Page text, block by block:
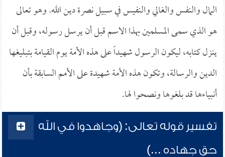
المال والنفس والغالي والنفيس في سبيل نصرة دين الله. وهو تعالى
هو الذي سمى المسلمين بهذا الاسم قبل أن يرسل رسوله، وقبل أن
ينزل كتابه، ليكون الرسول شهيداً على هذه الأمة يوم القيامة بتبليغها
الدين والرسالة، وتكون هذه الأمة شهيدة على الأمم السابقة بأن
أنبياءها قد بلغوها ونصحوا لها.
تفسير قوله تعالى: (وجاهدوا في الله
حق جهاده ...)